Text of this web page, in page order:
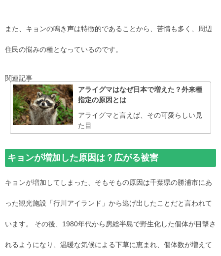
また、キョンの鳴き声は特徴的であることから、苦情も多く、周辺
住民の悩みの種となっているのです。
関連記事
アライグマはなぜ日本で増えた？外来種
指定の原因とは
アライグマと言えば、その可愛らしい見
た目
キョンが増加した原因は？広がる被害
キョンが増加してしまった、そもそもの原因は千葉県の勝浦市にあ
った観光施設「行川アイランド」から逃げ出したことだと言われて
います。 その後、1980年代から房総半島で野生化した個体が目撃さ
れるようになり、温暖な気候による下草に恵まれ、個体数が増えて